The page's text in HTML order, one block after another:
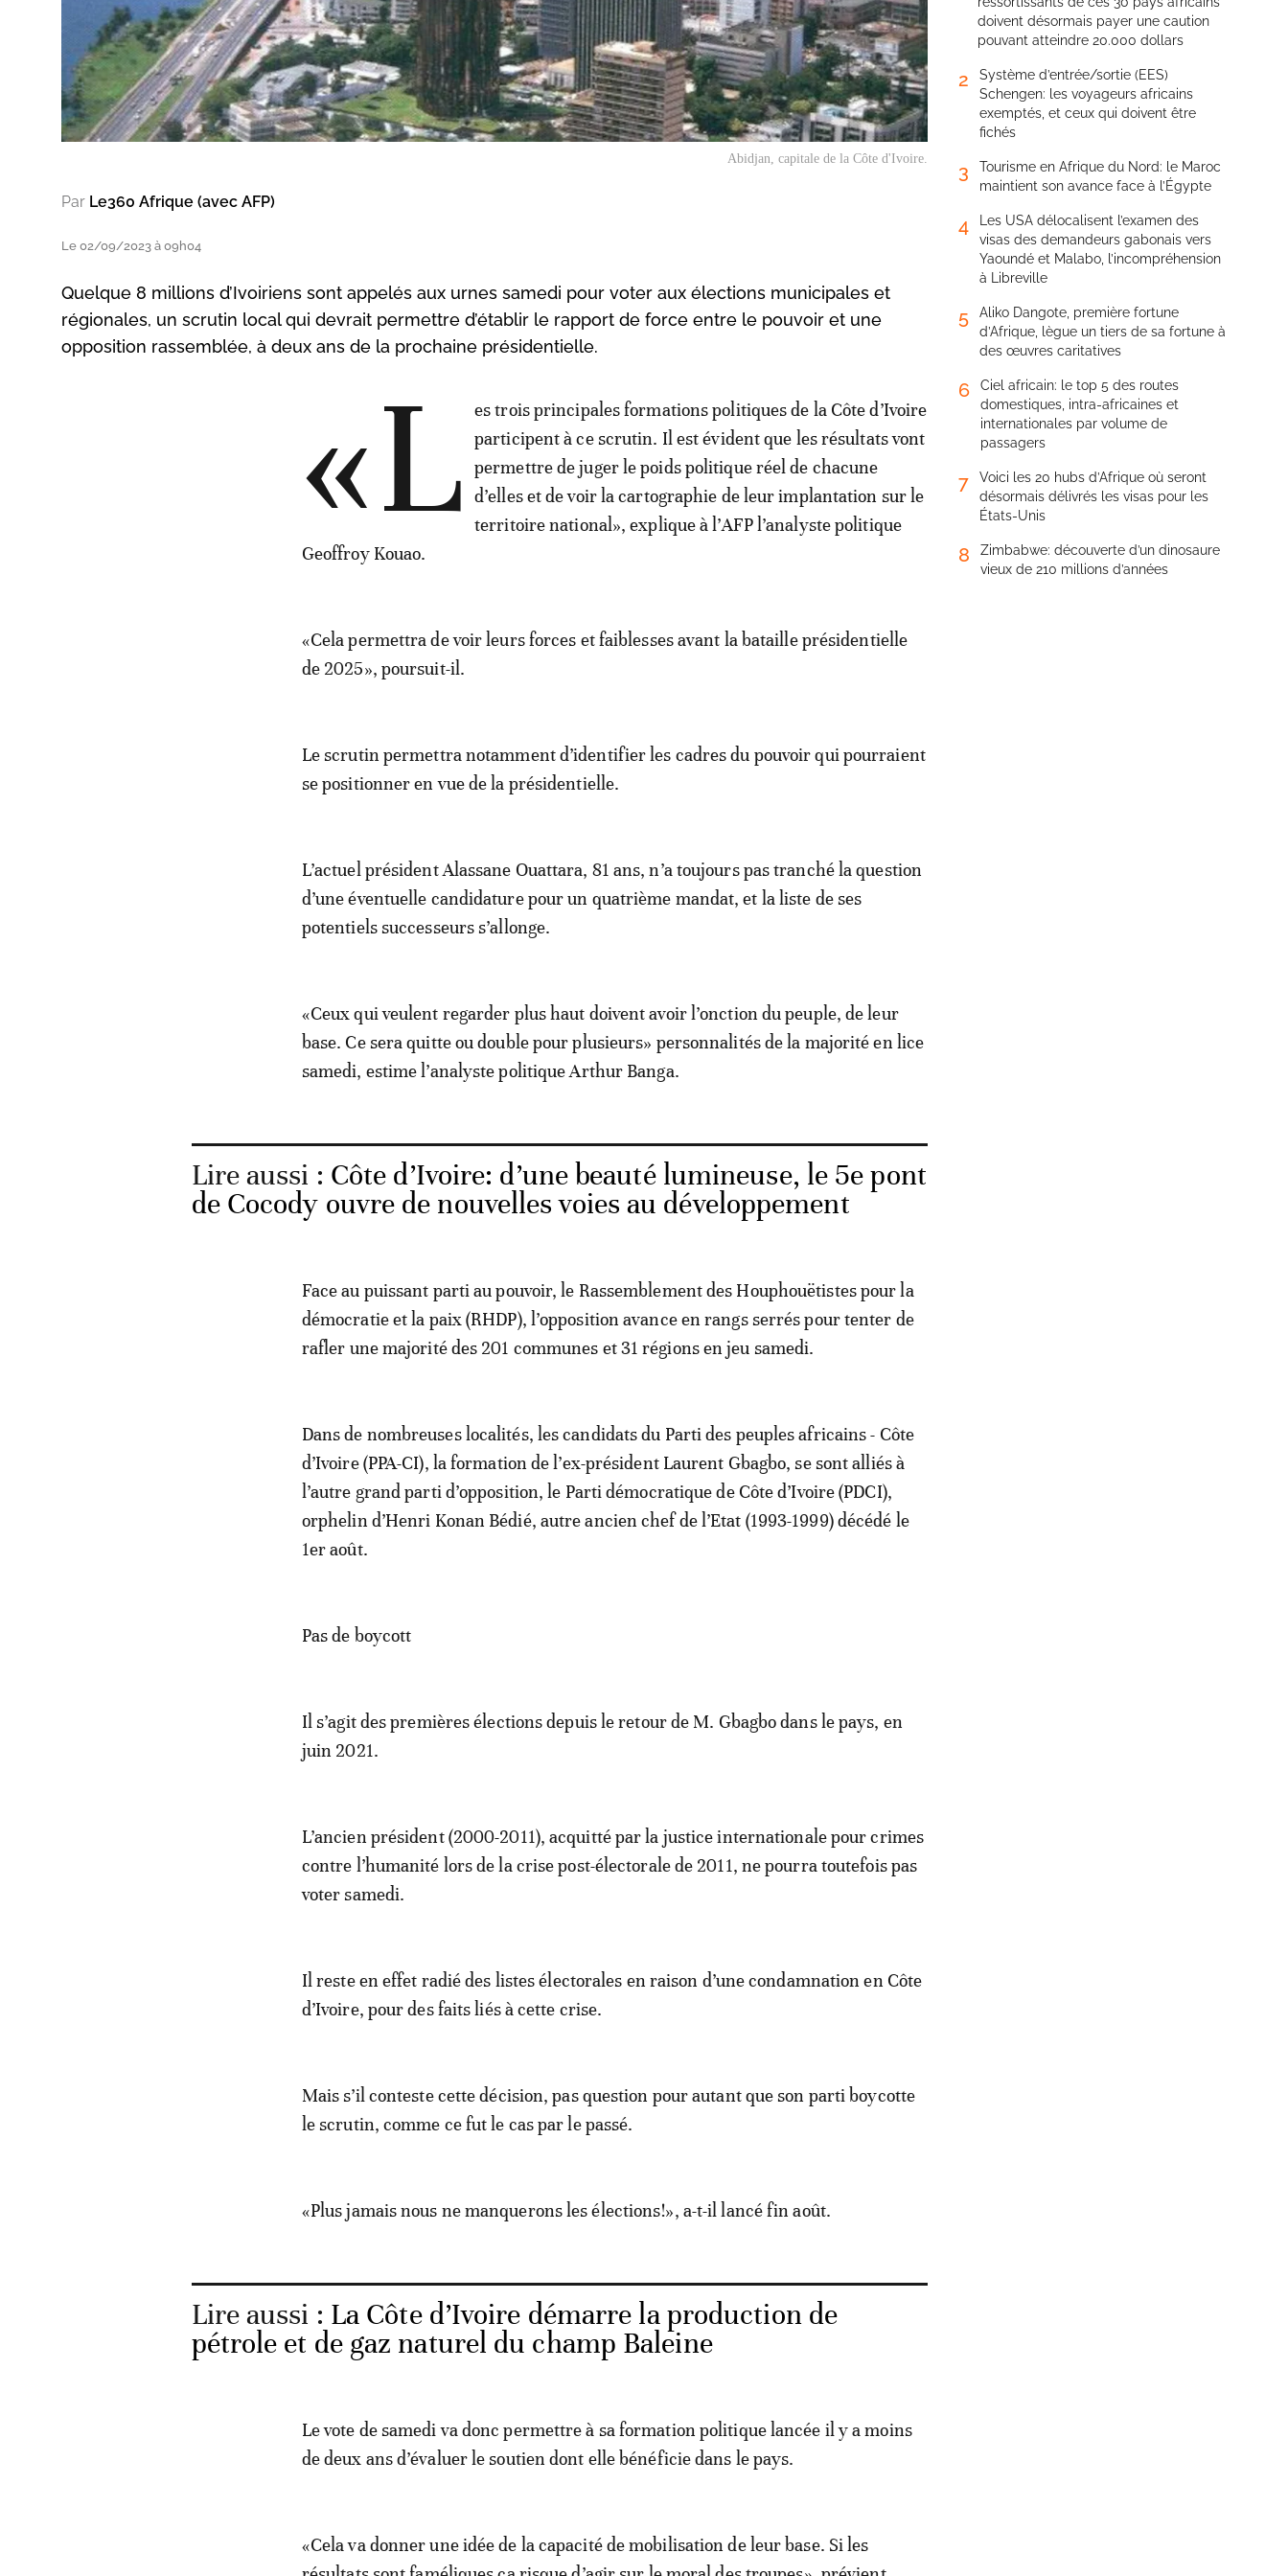
Abidjan, capitale de la Côte d'Ivoire.
Par Le360 Afrique (avec AFP)
Le 02/09/2023 à 09h04
Quelque 8 millions d’Ivoiriens sont appelés aux urnes samedi pour voter aux élections municipales et
régionales, un scrutin local qui devrait permettre d’établir le rapport de force entre le pouvoir et une
opposition rassemblée, à deux ans de la prochaine présidentielle.
«L
es trois principales formations politiques de la Côte d’Ivoire
participent à ce scrutin. Il est évident que les résultats vont
permettre de juger le poids politique réel de chacune
d’elles et de voir la cartographie de leur implantation sur le
territoire national», explique à l’AFP l’analyste politique
Geoffroy Kouao.
«Cela permettra de voir leurs forces et faiblesses avant la bataille présidentielle
de 2025», poursuit-il.
Le scrutin permettra notamment d’identifier les cadres du pouvoir qui pourraient
se positionner en vue de la présidentielle.
L’actuel président Alassane Ouattara, 81 ans, n’a toujours pas tranché la question
d’une éventuelle candidature pour un quatrième mandat, et la liste de ses
potentiels successeurs s’allonge.
«Ceux qui veulent regarder plus haut doivent avoir l’onction du peuple, de leur
base. Ce sera quitte ou double pour plusieurs» personnalités de la majorité en lice
samedi, estime l’analyste politique Arthur Banga.
Lire aussi : Côte d’Ivoire: d’une beauté lumineuse, le 5e pont
de Cocody ouvre de nouvelles voies au développement
Face au puissant parti au pouvoir, le Rassemblement des Houphouëtistes pour la
démocratie et la paix (RHDP), l’opposition avance en rangs serrés pour tenter de
rafler une majorité des 201 communes et 31 régions en jeu samedi.
Dans de nombreuses localités, les candidats du Parti des peuples africains - Côte
d’Ivoire (PPA-CI), la formation de l’ex-président Laurent Gbagbo, se sont alliés à
l’autre grand parti d’opposition, le Parti démocratique de Côte d’Ivoire (PDCI),
orphelin d’Henri Konan Bédié, autre ancien chef de l’Etat (1993-1999) décédé le
1er août.
Pas de boycott
Il s’agit des premières élections depuis le retour de M. Gbagbo dans le pays, en
juin 2021.
L’ancien président (2000-2011), acquitté par la justice internationale pour crimes
contre l’humanité lors de la crise post-électorale de 2011, ne pourra toutefois pas
voter samedi.
Il reste en effet radié des listes électorales en raison d’une condamnation en Côte
d’Ivoire, pour des faits liés à cette crise.
Mais s’il conteste cette décision, pas question pour autant que son parti boycotte
le scrutin, comme ce fut le cas par le passé.
«Plus jamais nous ne manquerons les élections!», a-t-il lancé fin août.
Lire aussi : La Côte d’Ivoire démarre la production de
pétrole et de gaz naturel du champ Baleine
Le vote de samedi va donc permettre à sa formation politique lancée il y a moins
de deux ans d’évaluer le soutien dont elle bénéficie dans le pays.
«Cela va donner une idée de la capacité de mobilisation de leur base. Si les
doivent désormais payer une caution
pouvant atteindre 20.000 dollars
2
Système d’entrée/sortie (EES)
Schengen: les voyageurs africains
exemptés, et ceux qui doivent être
fichés
3
Tourisme en Afrique du Nord: le Maroc
maintient son avance face à l’Égypte
4
Les USA délocalisent l’examen des
visas des demandeurs gabonais vers
Yaoundé et Malabo, l’incompréhension
à Libreville
5
Aliko Dangote, première fortune
d’Afrique, lègue un tiers de sa fortune à
des œuvres caritatives
6
Ciel africain: le top 5 des routes
domestiques, intra-africaines et
internationales par volume de
passagers
7
Voici les 20 hubs d’Afrique où seront
désormais délivrés les visas pour les
États-Unis
8
Zimbabwe: découverte d’un dinosaure
vieux de 210 millions d’années